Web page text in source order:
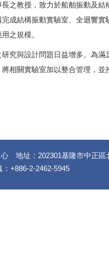
之教授，致力於船舶振動及
成結構振動實驗室、全迴響實
之規模。
究與設計問題日益增多。為
相關實驗室加以整合管理，並
地址：202301基隆市中正區
+886-2-2462-5945